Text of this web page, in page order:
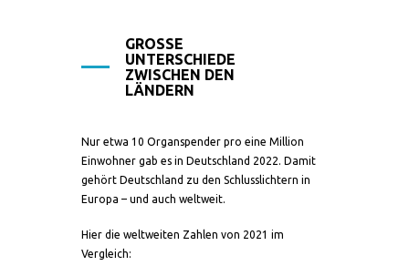
GROSSE U
NTERSCHIEDE Z
WISCHEN DEN L
ÄNDERN
Nur etwa 10 Organspender pro eine Million
Einwohner gab es in Deutschland 2022. Damit
gehört Deutschland zu den Schlusslichtern in
Europa – und auch weltweit.
Hier die weltweiten Zahlen von 2021 im
Vergleich: